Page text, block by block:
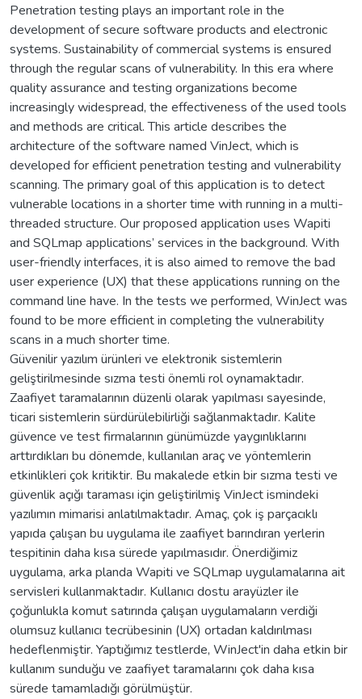
Penetration testing plays an important role in the
development of secure software products and electronic
systems. Sustainability of commercial systems is ensured
through the regular scans of vulnerability. In this era where
quality assurance and testing organizations become
increasingly widespread, the effectiveness of the used tools
and methods are critical. This article describes the
architecture of the software named VinJect, which is
developed for efficient penetration testing and vulnerability
scanning. The primary goal of this application is to detect
vulnerable locations in a shorter time with running in a multi-
threaded structure. Our proposed application uses Wapiti
and SQLmap applications’ services in the background. With
user-friendly interfaces, it is also aimed to remove the bad
user experience (UX) that these applications running on the
command line have. In the tests we performed, WinJect was
found to be more efficient in completing the vulnerability
scans in a much shorter time.
Güvenilir yazılım ürünleri ve elektronik sistemlerin
geliştirilmesinde sızma testi önemli rol oynamaktadır.
Zaafiyet taramalarının düzenli olarak yapılması sayesinde,
ticari sistemlerin sürdürülebilirliği sağlanmaktadır. Kalite
güvence ve test firmalarının günümüzde yaygınlıklarını
arttırdıkları bu dönemde, kullanılan araç ve yöntemlerin
etkinlikleri çok kritiktir. Bu makalede etkin bir sızma testi ve
güvenlik açığı taraması için geliştirilmiş VinJect ismindeki
yazılımın mimarisi anlatılmaktadır. Amaç, çok iş parçacıklı
yapıda çalışan bu uygulama ile zaafiyet barındıran yerlerin
tespitinin daha kısa sürede yapılmasıdır. Önerdiğimiz
uygulama, arka planda Wapiti ve SQLmap uygulamalarına ait
servisleri kullanmaktadır. Kullanıcı dostu arayüzler ile
çoğunlukla komut satırında çalışan uygulamaların verdiği
olumsuz kullanıcı tecrübesinin (UX) ortadan kaldırılması
hedeflenmiştir. Yaptığımız testlerde, WinJect'in daha etkin bir
kullanım sunduğu ve zaafiyet taramalarını çok daha kısa
sürede tamamladığı görülmüştür.